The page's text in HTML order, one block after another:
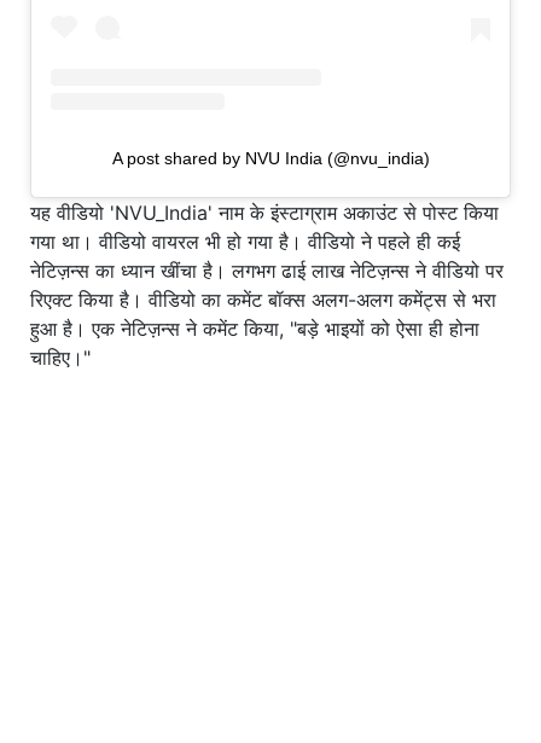
A post shared by NVU India (@nvu_india)
यह वीडियो 'NVU_India' नाम के इंस्टाग्राम अकाउंट से पोस्ट किया
गया था। वीडियो वायरल भी हो गया है। वीडियो ने पहले ही कई
नेटिज़न्स का ध्यान खींचा है। लगभग ढाई लाख नेटिज़न्स ने वीडियो पर
रिएक्ट किया है। वीडियो का कमेंट बॉक्स अलग-अलग कमेंट्स से भरा
हुआ है। एक नेटिज़न्स ने कमेंट किया, "बड़े भाइयों को ऐसा ही होना
चाहिए।"